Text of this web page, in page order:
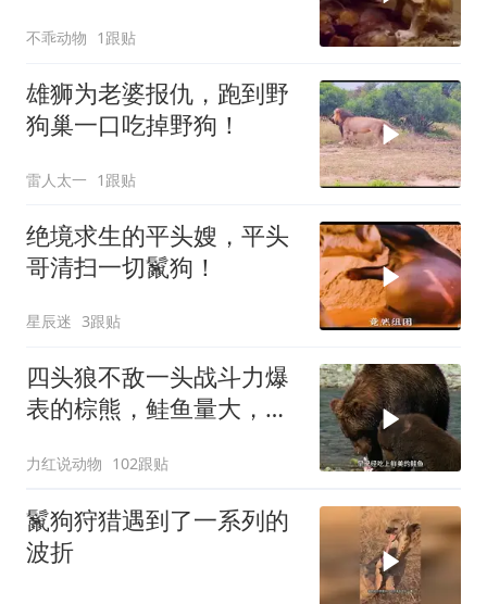
不乖动物 1跟贴
雄狮为老婆报仇，跑到野
狗巢一口吃掉野狗！
雷人太一 1跟贴
绝境求生的平头嫂，平头
哥清扫一切鬣狗！
星辰迷 3跟贴
四头狼不敌一头战斗力爆
表的棕熊，鲑鱼量大，可
力红说动物 102跟贴
鬣狗狩猎遇到了一系列的
波折